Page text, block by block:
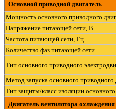
Основной приводной двигатель
Мощность основного приводного
Напряжение питающей сети, В
Частота питающей сети, Гц
Количество фаз питающей сети
Тип основного приводного
Метод запуска основного приводного
Тип защиты/класс изоляции
Двигатель вентилятора